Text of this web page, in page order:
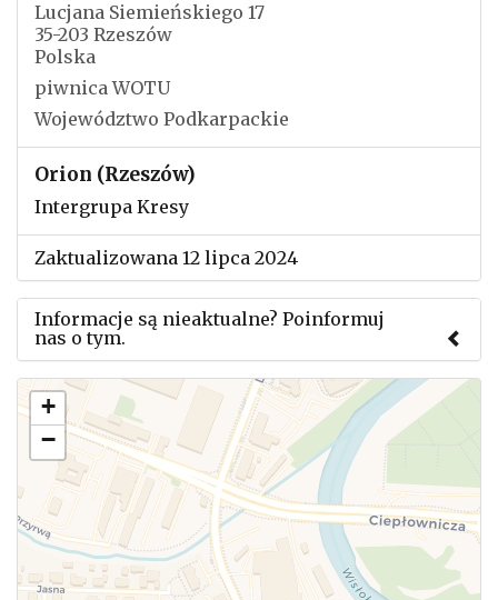
Lucjana Siemieńskiego 17
35-203 Rzeszów
Polska
piwnica WOTU
Województwo Podkarpackie
Orion (Rzeszów)
Intergrupa Kresy
Zaktualizowana 12 lipca 2024
Informacje są nieaktualne? Poinformuj
nas o tym.
Użyj tego formularza aby przesłać informację o
zmianach w powyższym mityngu.
+
−